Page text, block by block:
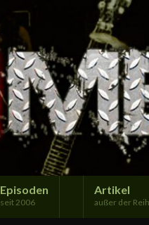
Episoden
seit 2006
Artikel
außer der